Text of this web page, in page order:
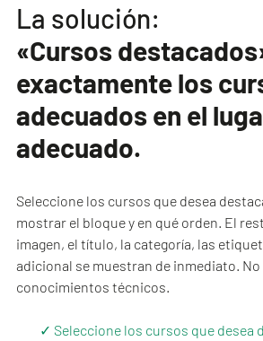
La solución:
«Cursos
exactamente los
adecuados en el
adecuado.
Seleccione los cursos que desea
mostrar el bloque y en qué orden. El
imagen, el título, la categoría, las
adicional se muestran de inmediato.
conocimientos técnicos.
✓ Seleccione los cursos que desea